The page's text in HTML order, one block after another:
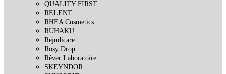
QUALITY FIRST
RELENT
RHEA Cosmetics
RUHAKU
Rejudicare
Rosy Drop
Rêver Laboratoire
SKEYNDOR